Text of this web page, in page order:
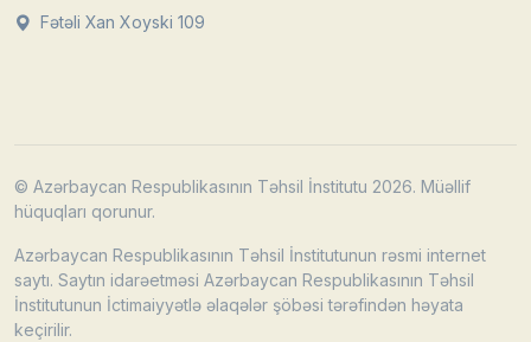
Fətəli Xan Xoyski 109
© Azərbaycan Respublikasının Təhsil İnstitutu 2026. Müəllif
hüquqları qorunur.
Azərbaycan Respublikasının Təhsil İnstitutunun rəsmi internet
saytı. Saytın idarəetməsi Azərbaycan Respublikasının Təhsil
İnstitutunun İctimaiyyətlə əlaqələr şöbəsi tərəfindən həyata
keçirilir.